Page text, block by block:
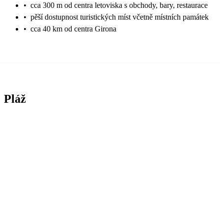
• cca 300 m od centra letoviska s obchody, bary, restaurace
• pěší dostupnost turistických míst včetně místních památek
• cca 40 km od centra Girona
Pláž